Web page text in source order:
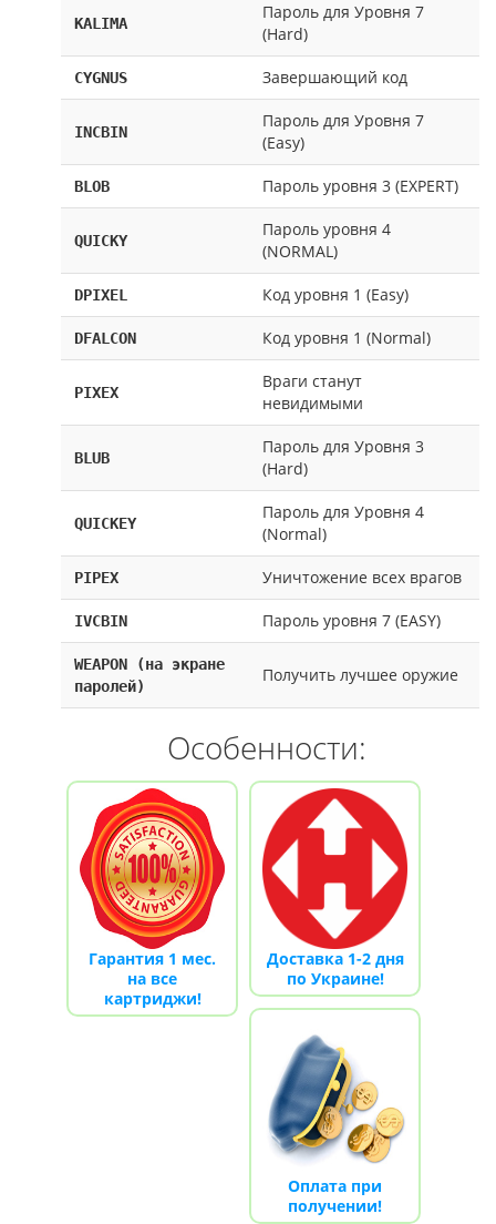
KALIMA
Пароль для Уровня 7
(Hard)
CYGNUS Завершающий код
INCBIN
Пароль для Уровня 7
(Easy)
BLOB Пароль уровня 3 (EXPERT)
QUICKY
Пароль уровня 4
(NORMAL)
DPIXEL Код уровня 1 (Easy)
DFALCON Код уровня 1 (Normal)
PIXEX
Враги станут
невидимыми
BLUB
Пароль для Уровня 3
(Hard)
QUICKEY
Пароль для Уровня 4
(Normal)
PIPEX Уничтожение всех врагов
IVCBIN Пароль уровня 7 (EASY)
WEAPON (на экране
паролей)
Получить лучшее оружие
Особенности:
Гарантия 1 мес.
на все
картриджи!
Доставка 1-2 дня
по Украине!
Оплата при
получении!